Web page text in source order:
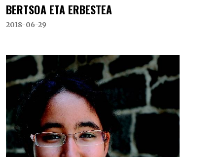
BERTSOA ETA ERBESTEA
2018-06-29